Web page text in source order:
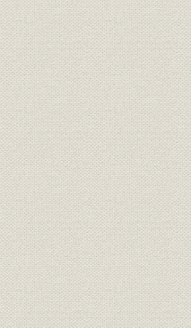
第1節 日本経済自立への道
第2節 布浦頭取の就任と
第3節 県外への進出と店
第4節 業容の拡大
第5節 外国為替業務
第6節 福利厚生ほか
第7節 業績推移
第4章 高度経済成長と「健全
第1節 先進国への途